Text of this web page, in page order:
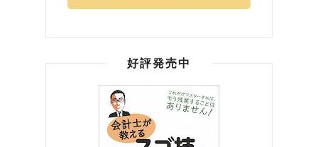
好評発売中